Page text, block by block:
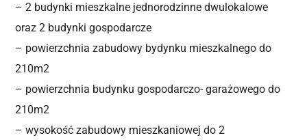
– 2 budynki mieszkalne jednorodzinne dwulokalowe
oraz 2 budynki gospodarcze
– powierzchnia zabudowy bydynku mieszkalnego do
210m2
– powierzchnia budynku gospodarczo- garażowego do
210m2
– wysokość zabudowy mieszkaniowej do 2